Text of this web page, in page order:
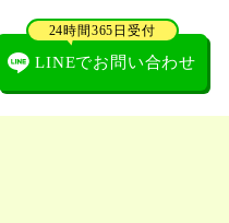
24時間365日受付
LINEでお問い合わせ